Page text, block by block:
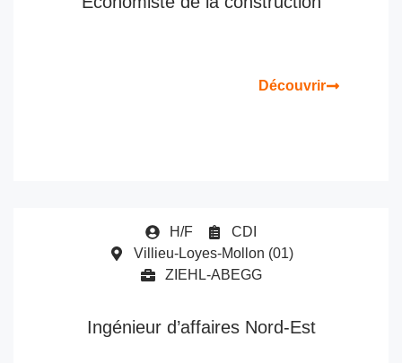
Découvrir
H/F
CDI
Villieu-Loyes-Mollon (01)
ZIEHL-ABEGG
Ingénieur d’affaires Nord-Est